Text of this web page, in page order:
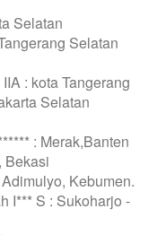
Selatan
Selatan
: kota Tangerang
Selatan
: Merak,Banten
Bekasi
Kebumen.
I*** S : Sukoharjo -